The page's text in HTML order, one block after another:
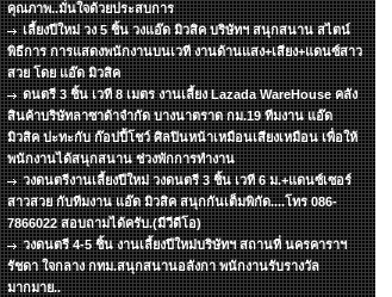
คุณภาพ..มั่นใจด้วยประสบการ
เลี้ยงปีใหม่ วง 5 ชิ้น วงแอ๊ด มิวสิค บริษัทฯ สนุกสนาน สไตน์
พิธีการ การแสดงพนักงานบนเวที งานด้านแสง+เสียง+แดนซ์สาว
สวย โดย แอ๊ด มิวสิค
ดนตรี 3 ชิ้น เวที 8 เมตร งานเลี้ยง Lazada WareHouse คลัง
สินค้าบริษัทลาซาด้าจำกัด บางนาตราด กม.19 ทีมงาน แอ๊ด
มิวสิค ปะทะกับ ก๊อปปี้โชว์ ศิลปินหน้าเหมือนเสียงเหมือน เพื่อให้
พนักงานได้สนุกสนาน ช่วงพักการทำงาน
วงดนตรีงานเลี้ยงปีใหม่ วงดนตรี 3 ชิ้น เวที 6 ม.+แดนซ์เซอร์
สาวสวย กับทีมงาน แอ๊ด มิวสิค สนุกกันเต็มพิกัด....โทร 086-
7866022 สอบถามได้ครับ.(มีวีดีโอ)
วงดนตรี 4-5 ชิ้น งานเลี้ยงปีใหม่บริษัทฯ สถานที่ นครคาราฯ
รัชดา ใจกลาง กทม.สนุกสนานอลังกา พนักงานรับรางวัล
มากมาย..